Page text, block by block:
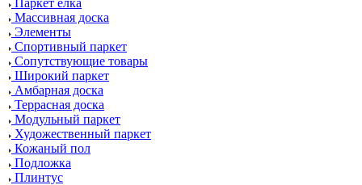
Паркет ёлка
Массивная доска
Элементы
Спортивный паркет
Сопутствующие товары
Широкий паркет
Амбарная доска
Террасная доска
Модульный паркет
Художественный паркет
Кожаный пол
Подложка
Плинтус